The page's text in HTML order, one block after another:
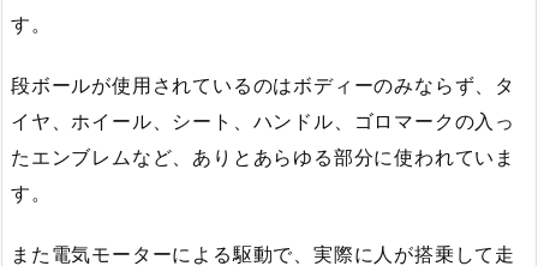
す。
段ボールが使用されているのはボディーのみならず、タ
イヤ、ホイール、シート、ハンドル、ゴロマークの入っ
たエンブレムなど、ありとあらゆる部分に使われていま
す。
また電気モーターによる駆動で、実際に人が搭乗して走